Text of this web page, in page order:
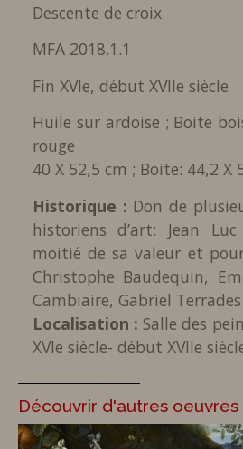
Descente de croix
MFA 2018.1.1
Fin XVIe, début XVIIe siècle
Huile sur ardoise ; Boite
rouge
40 X 52,5 cm ; Boite: 44,2 X
Historique : Don de
historiens d’art: Jean
moitié de sa valeur et
Christophe Baudequin,
Cambiaire, Gabriel
Localisation : Salle des
XVIe siècle- début XVIIe
Découvrir d'autres oeuvres